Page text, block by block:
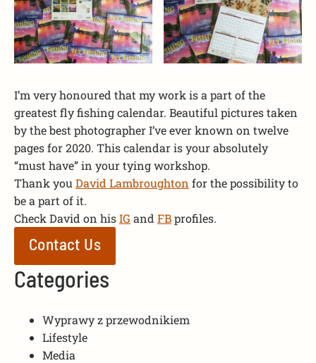
I’m very honoured that my work is a part of the
greatest fly fishing calendar. Beautiful pictures taken
by the best photographer I’ve ever known on twelve
pages for 2020. This calendar is your absolutely
“must have” in your tying workshop.
Thank youDavid Lambroughton for the possibility to
be a part of it.
Check David on hisIG and FBprofiles.
Contact Us
Categories
Wyprawy z przewodnikiem
Lifestyle
Media